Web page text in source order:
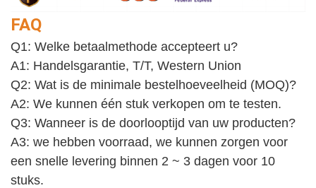
FAQ
Q1: Welke betaalmethode accepteert u?
A1: Handelsgarantie, T/T, Western Union
Q2: Wat is de minimale bestelhoeveelheid (MOQ)?
A2: We kunnen één stuk verkopen om te testen.
Q3: Wanneer is de doorlooptijd van uw producten?
A3: we hebben voorraad, we kunnen zorgen voor
een snelle levering binnen 2 ~ 3 dagen voor 10
stuks.